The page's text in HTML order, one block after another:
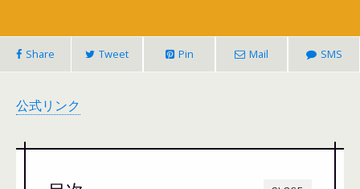
Share Tweet Pin Mail SMS
公式リンク